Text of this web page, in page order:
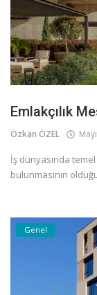
Emlakçılık
Özkan ÖZEL
İş dünyasında
bulunmasının
Genel